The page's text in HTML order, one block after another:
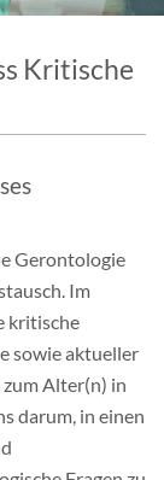
Kritische
Gerontologie
Im
kritische
sowie aktueller
Alter(n) in
darum, in einen